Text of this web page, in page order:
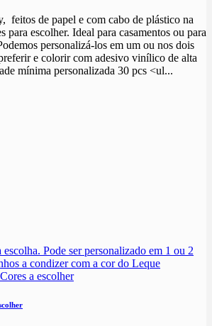
de papel e com cabo de plástico na
para escolher. Ideal para casamentos ou para
personalizá-los em um ou nos dois
e colorir com adesivo vinílico de alta
mínima personalizada 30 pcs <ul...